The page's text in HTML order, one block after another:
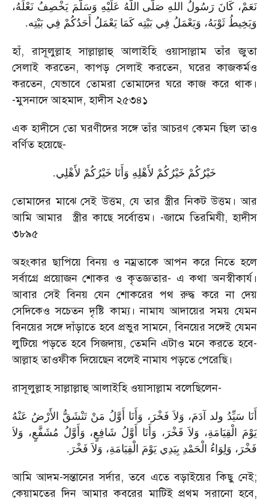
نَعَمْ، كَانَ رَسُولُ اللهِ صَلَّى اللَّهُ عَلَيْهِ وَسَلَّمَ يَخْصِفُ نَعْلَهُ،
وَيَخِيطُ ثَوْبَهُ، وَيَعْمَلُ فِي بَيْتِه كَمَا يَعْمَلُ أَحَدُكُمْ فِي بَيْتِه.
হাঁ,রাসূলুল্লাহ সাল্লাল্লাহু আলাইহি ওয়াসাল্লাম তাঁর জুতা
সেলাই করতেন,কাপড় সেলাই করতেন,ঘরের কাজকর্মও
করতেন,যেভাবে তোমরা তোমাদের ঘরে কাজ করে থাক।
-মুসনাদে আহমাদ,হাদীস ২৫৩৪১
এক হাদীসে তো ঘরণীদের সঙ্গে তাঁর আচরণ কেমন ছিল তাও
বর্ণিত হয়েছে-
خَيْرُكُمْ خَيْرُكُمْ لأَهْلِهِ وَأَنَا خَيْرُكُمْ لأَهْلِي.
তোমাদের মাঝে সেই উত্তম, যে তার স্ত্রীর নিকট উত্তম। আর
আমি আমার
স্ত্রীর কাছে সর্বোত্তম। -জামে তিরমিযী,হাদীস
৩৮৯৫
অহংকার ছাপিয়ে বিনয় ও নম্রতাকে আপন করে নিতে হলে
সর্বাগ্রে প্রয়োজন শোকর ও কৃতজ্ঞতার- এ কথা অনস্বীকার্য।
আবার সেই বিনয় যেন শোকরের পথ রুদ্ধ করে না দেয়
সেদিকেও সচেতন দৃষ্টি কাম্য। নামায আদায়ের সময় যেমন
বিনয়ের সঙ্গে দাঁড়াতে হবে প্রভুর সামনে,বিনয়ের সঙ্গেই যেমন
লুটিয়ে পড়তে হবে সিজদায়, তেমনি এটাও মনে করতে হবে-
আল্লাহ তাওফীক দিয়েছেন বলেই নামায পড়তে পেরেছি।
রাসূলুল্লাহ সাল্লাল্লাহু আলাইহি ওয়াসাল্লাম বলেছিলেন-
أَنَا سَيِّدُ ولد آدَمَ، وَلاَ فَخْرَ، وَأَنَا أَوَّلُ مَنْ تَنْشَقُّ الأَرْضُ عَنْهُ
يَوْمَ الْقِيَامَةِ، وَلاَ فَخْرَ، وَأَنَا أَوَّلُ شَافِعٍ، وَأَوَّلُ مُشَفَّعٍ، وَلاَ
فَخْرَ، وَلِوَاءُ الْحَمْدِ بِيَدِي يَوْمَ الْقِيَامَةِ، وَلاَ فَخْرَ .
আমি আদম-সন্তানের সর্দার,তবে এতে বড়াইয়ের কিছু নেই;
কেয়ামতের দিন আমার কবরের মাটিই প্রথম সরানো হবে,